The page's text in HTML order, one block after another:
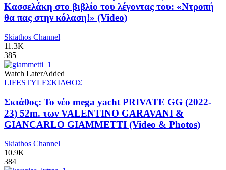
Κασσελάκη στο βιβλίο του λέγοντας του: «Ντροπή
θα πας στην κόλαση!» (Video)
Skiathos Channel
11.3K
385
Watch LaterAdded
LIFESTYLEΣΚΙΑΘΟΣ
Σκιάθος: Το νέο mega yacht PRIVATE GG (2022-
23) 52m. των VALENTINO GARAVANI &
GIANCARLO GIAMMETTI (Video & Photos)
Skiathos Channel
10.9K
384